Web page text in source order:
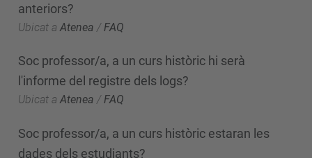
anteriors?
Ubicat a Atenea / FAQ
Soc professor/a, a un curs històric hi serà
l'informe del registre dels logs?
Ubicat a Atenea /FAQ
Soc professor/a, a un curs històric estaran les
dades dels estudiants?